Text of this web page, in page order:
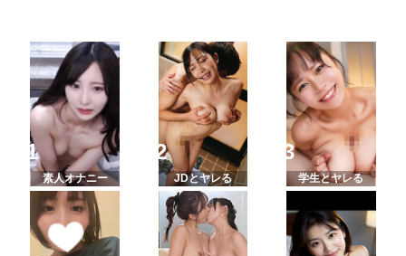
素人オナニー JDとヤレる 学生とヤレる